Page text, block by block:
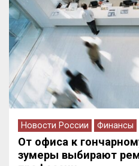
Новости России Финансы
От офиса к
зумеры выбирают